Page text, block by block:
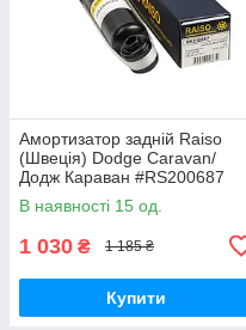
Амортизатор задній Raiso
(Швеція) Dodge Caravan/
Додж Караван #RS200687
UAKHNFL17
В наявності 15 од.
1 030 ₴ 1 185 ₴
Купити